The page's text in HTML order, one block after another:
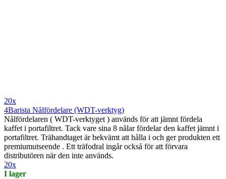
20x
4Barista Nålfördelare (WDT-verktyg)
Nålfördelaren ( WDT-verktyget ) används för att jämnt fördela
kaffet i portafiltret. Tack vare sina 8 nålar fördelar den kaffet jämnt i
portafiltret. Trähandtaget är bekvämt att hålla i och ger produkten ett
premiumutseende . Ett träfodral ingår också för att förvara
distributören när den inte används.
20x
I lager